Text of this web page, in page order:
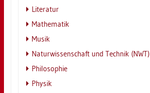
Li­te­ra­tur
Ma­the­ma­tik
Musik
Na­tur­wis­sen­schaft und Tech­nik (NWT)
Phi­lo­so­phie
Phy­sik